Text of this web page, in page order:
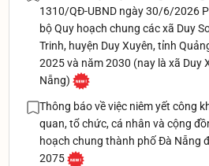
1310/QĐ-UBND ngày 30/6/2026
bộ Quy hoạch chung các xã Duy
Trinh, huyện Duy Xuyên, tỉnh
2025 và năm 2030 (nay là xã Duy
Nẵng)
Thông báo về việc niêm yết công
quan, tổ chức, cá nhân và cộng
hoạch chung thành phố Đà Nẵng
2075